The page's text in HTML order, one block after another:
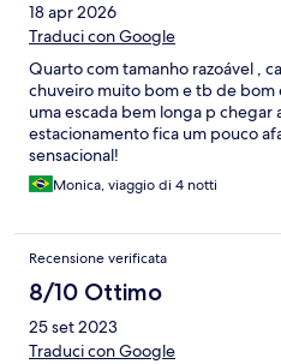
18 apr 2026
Traduci con Google
Quarto com tamanho razoável ,
chuveiro muito bom e tb de bom
uma escada bem longa p chegar
estacionamento fica um pouco
sensacional!
Monica, viaggio di 4 notti
Recensione verificata
8/10 Ottimo
25 set 2023
Traduci con Google